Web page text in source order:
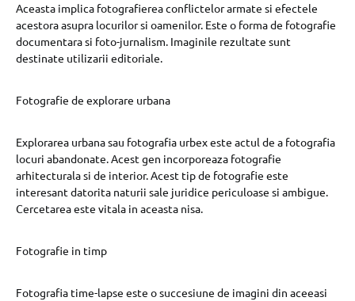
Aceasta implica fotografierea conflictelor armate si efectele
acestora asupra locurilor si oamenilor. Este o forma de fotografie
documentara si foto-jurnalism. Imaginile rezultate sunt
destinate utilizarii editoriale.
Fotografie de explorare urbana
Explorarea urbana sau fotografia urbex este actul de a fotografia
locuri abandonate. Acest gen incorporeaza fotografie
arhitecturala si de interior. Acest tip de fotografie este
interesant datorita naturii sale juridice periculoase si ambigue.
Cercetarea este vitala in aceasta nisa.
Fotografie in timp
Fotografia time-lapse este o succesiune de imagini din aceeasi